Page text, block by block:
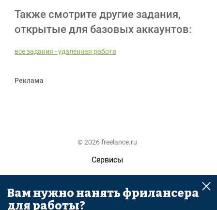
Также смотрите другие задания,
открытые для базовых аккаунтов:
все задания - удаленная работа
Реклама
© 2026 freelance.ru
Сервисы
Помощь
Поиск
Вам нужно нанять фрилансера
для работы?